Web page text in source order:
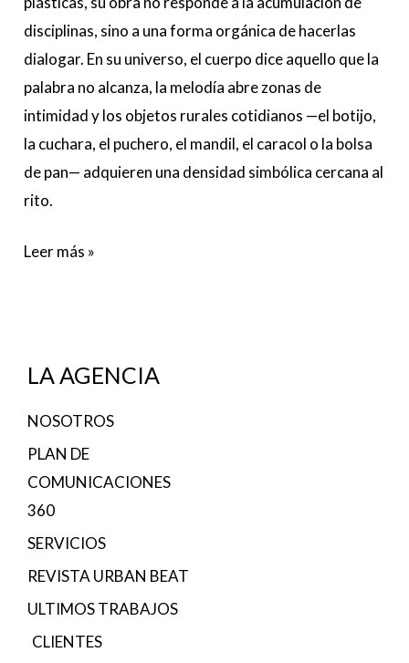
disciplinas, sino a una forma orgánica de hacerlas
dialogar. En su universo, el cuerpo dice aquello que la
palabra no alcanza, la melodía abre zonas de
intimidad y los objetos rurales cotidianos —el botijo,
la cuchara, el puchero, el mandil, el caracol o la bolsa
de pan— adquieren una densidad simbólica cercana al
rito.
Leer más »
LA AGENCIA
NOSOTROS
PLAN DE
COMUNICACIONES
360
SERVICIOS
REVISTA URBAN BEAT
ULTIMOS TRABAJOS
CLIENTES